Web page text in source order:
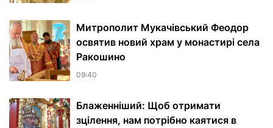
Митрополит Мукачівський Феодор
освятив новий храм у монастирі села
Ракошино
09:40
Блаженніший: Щоб отримати
зцілення, нам потрібно каятися в